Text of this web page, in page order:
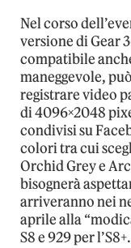
Nel corso
versione di Gear
compatibile
maneggevole,
registrare video
di 4096×2048
condivisi su
colori tra cui
Orchid Grey e
bisognerà
arriveranno nei
aprile alla
S8 e 929 per l’S8+.